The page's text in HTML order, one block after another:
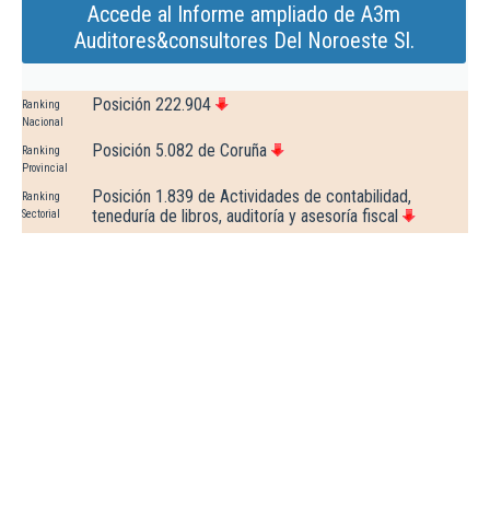
Accede al Informe ampliado de A3m
Auditores&consultores Del Noroeste Sl.
Ranking
Nacional
Posición 222.904
Ranking
Provincial
Posición 5.082 de Coruña
Ranking
Sectorial
Posición 1.839 de Actividades de contabilidad,
teneduría de libros, auditoría y asesoría fiscal